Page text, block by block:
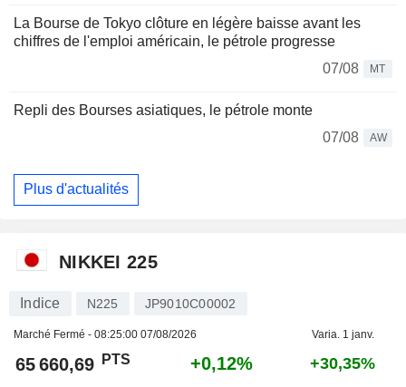
La Bourse de Tokyo clôture en légère baisse avant les
chiffres de l'emploi américain, le pétrole progresse
07/08
MT
Repli des Bourses asiatiques, le pétrole monte
07/08
AW
Plus d'actualités
NIKKEI 225
Indice N225 JP9010C00002
Marché Fermé - 08:25:00 07/08/2026 Varia. 1 janv.
65 660,69 PTS +0,12% +30,35%